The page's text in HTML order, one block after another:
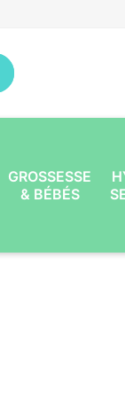
GROSSESSE
& BÉBÉS